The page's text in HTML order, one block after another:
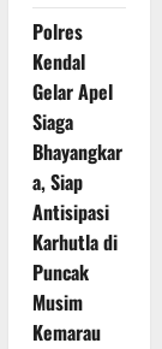
Polres
Kendal
Gelar Apel
Siaga
Bhayangkar
a, Siap
Antisipasi
Karhutla di
Puncak
Musim
Kemarau